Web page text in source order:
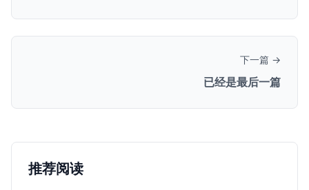
下一篇 →
已经是最后一篇
推荐阅读